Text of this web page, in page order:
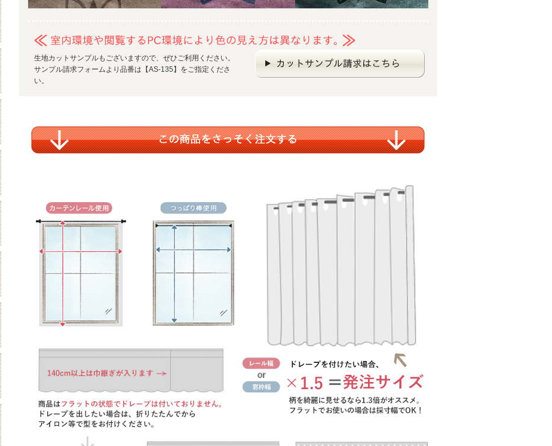
生地カットサンプルもございますので、ぜひご利用ください。
サンプル請求フォームより品番は【AS-135】をご指定くださ
い。